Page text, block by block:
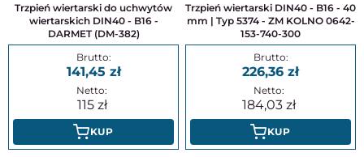
Trzpień wiertarski do uchwytów
wiertarskich DIN40 - B16 -
DARMET (DM-382)
141,45
115
KUP
Trzpień wiertarski DIN40 - B16 - 40
mm | Typ 5374 - ZM KOLNO 0642-
153-740-300
226,36
184,03
KUP